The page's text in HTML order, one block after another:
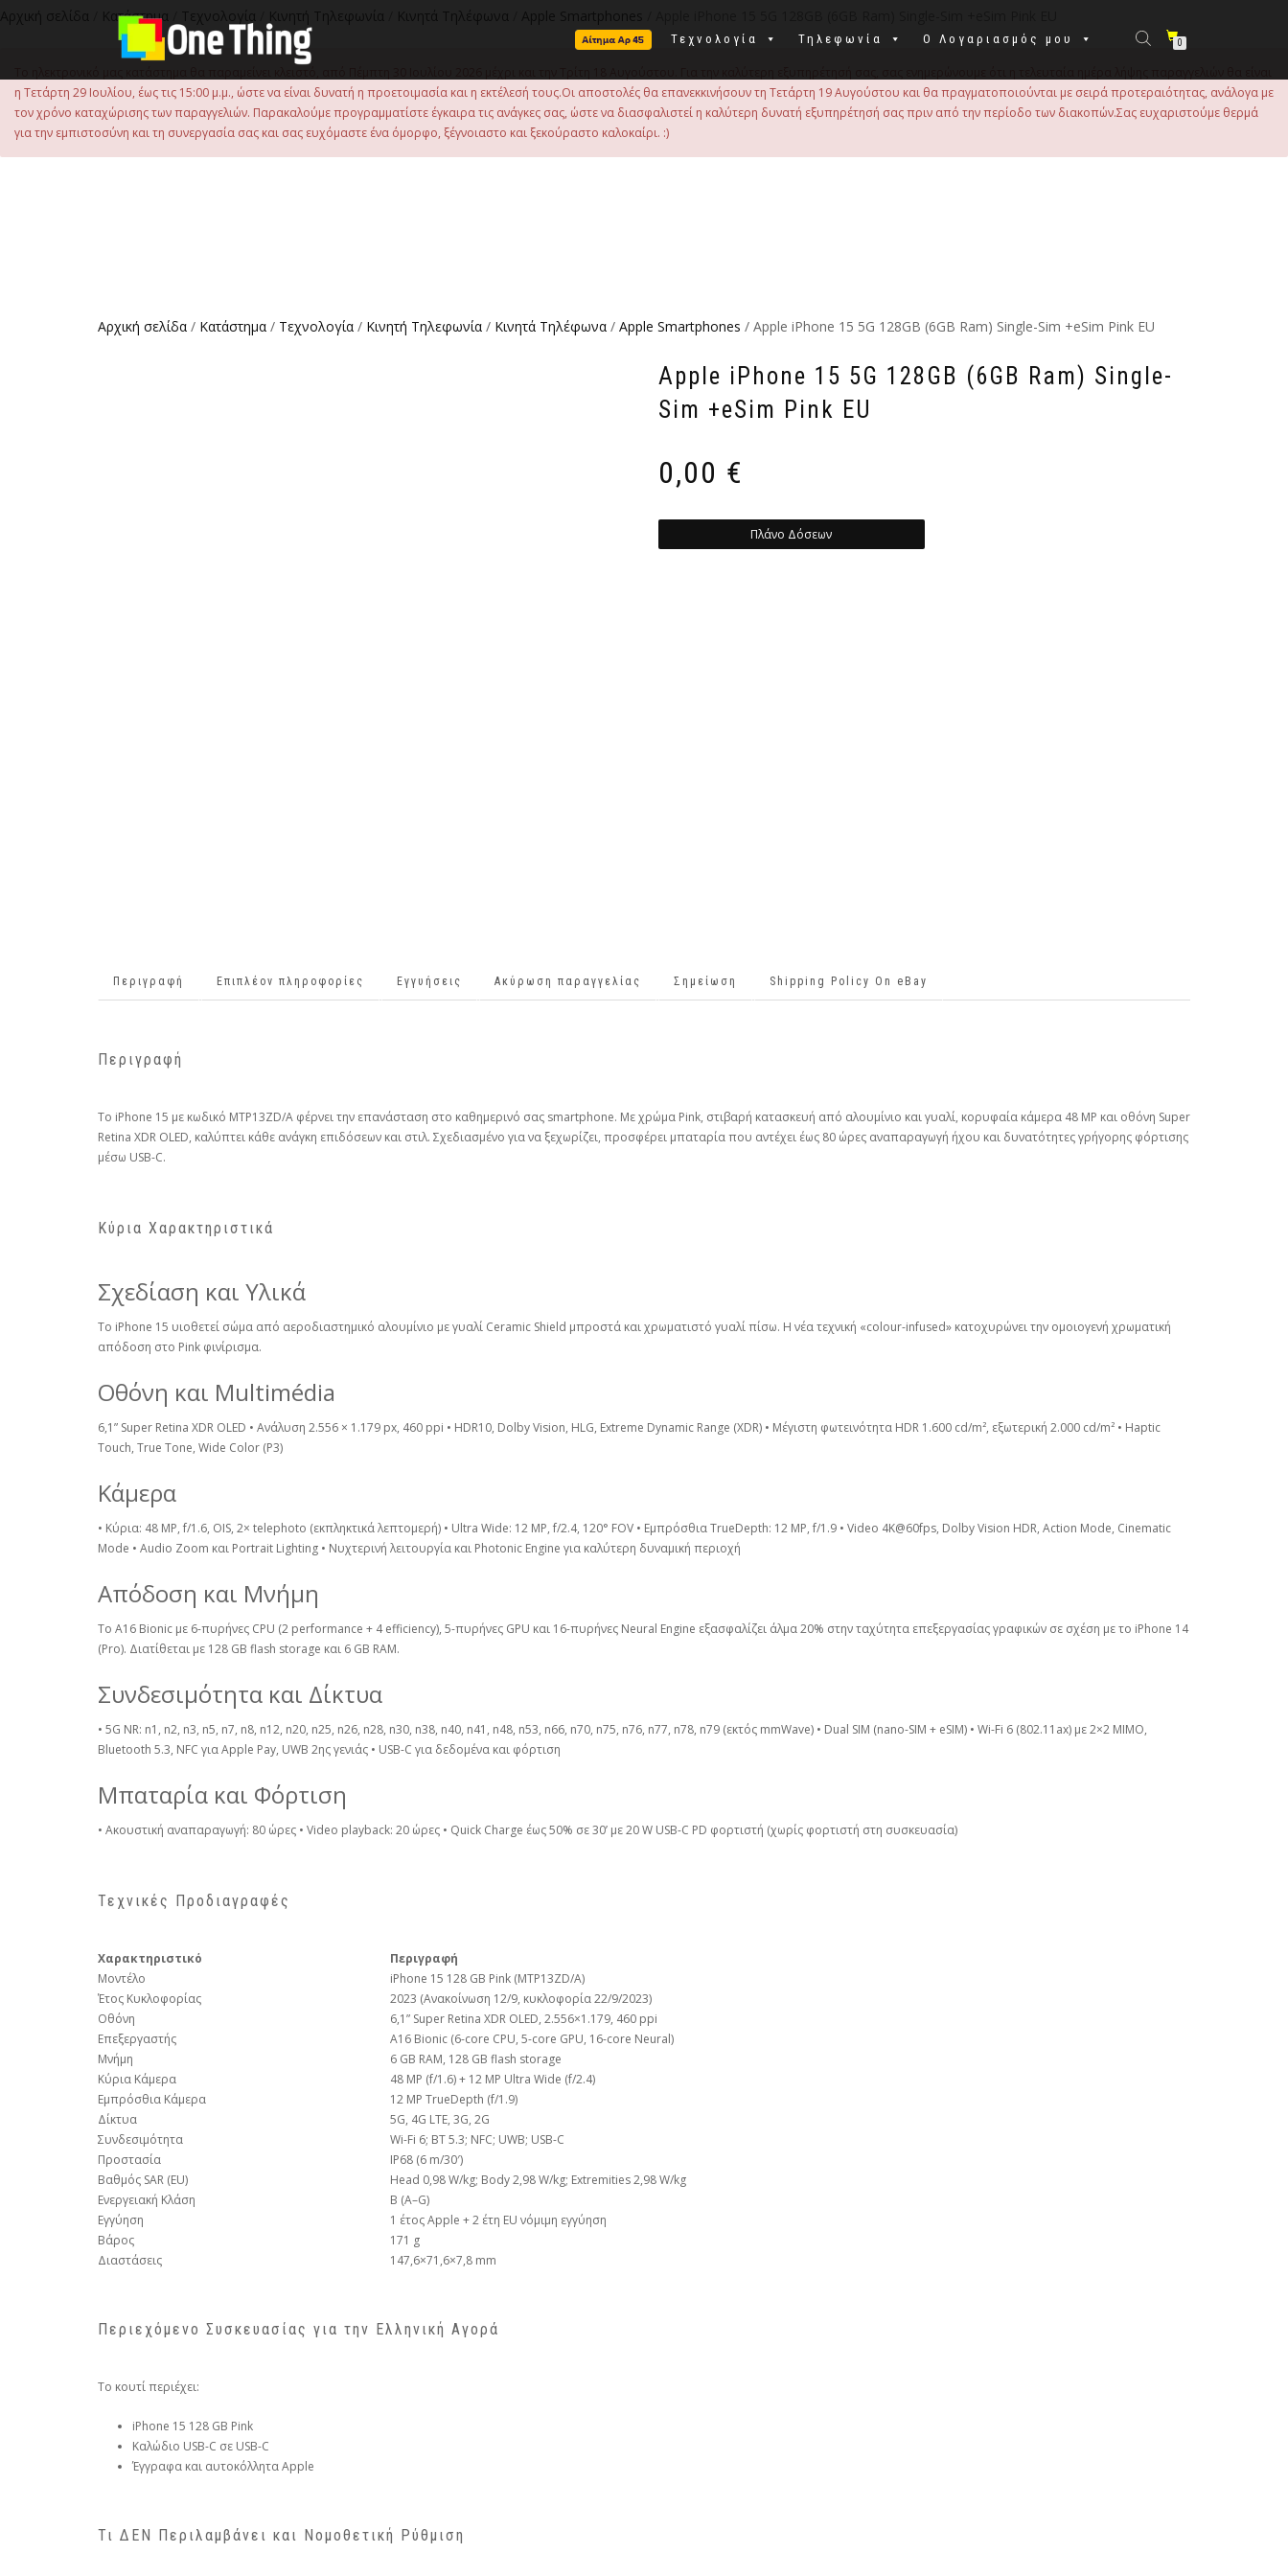
Τεχνολογία Τηλεφωνία Ο Λογαριασμός μου 0
Αρχική σελίδα Κατάστημα Τεχνολογία Κινητή Τηλεφωνία Κινητά Τηλέφωνα Apple Smartphones
η Τετάρτη 29 Ιουλίου, έως τις 15:00 μ.μ., ώστε να είναι δυνατή η προετοιμασία και η εκτέλεσή τους.Οι αποστολές θα επανεκκινήσουν τη Τετάρτη 19 Αυγούστου και θα πραγματοποιούνται με σειρά προτεραιότητας, ανάλογα με
τον χρόνο καταχώρισης των παραγγελιών. Παρακαλούμε προγραμματίστε έγκαιρα τις ανάγκες σας, ώστε να διασφαλιστεί η καλύτερη δυνατή εξυπηρέτησή σας πριν από την περίοδο των διακοπών.Σας ευχαριστούμε θερμά
για την εμπιστοσύνη και τη συνεργασία σας και σας ευχόμαστε ένα όμορφο, ξέγνοιαστο και ξεκούραστο καλοκαίρι. :)
Αρχική σελίδα / Κατάστημα / Τεχνολογία / Κινητή Τηλεφωνία / Κινητά Τηλέφωνα / Apple Smartphones / Apple iPhone 15 5G 128GB (6GB Ram) Single-Sim +eSim Pink EU
Apple iPhone 15 5G 128GB (6GB Ram) Single-
Sim +eSim Pink EU
0,00 €
Πλάνο Δόσεων
Περιγραφή Επιπλέον πληροφορίες Εγγυήσεις Ακύρωση παραγγελίας Σημείωση Shipping Policy On eBay
Περιγραφή
Το iPhone 15 με κωδικό MTP13ZD/A φέρνει την επανάσταση στο καθημερινό σας smartphone. Με χρώμα Pink, στιβαρή κατασκευή από αλουμίνιο και γυαλί, κορυφαία κάμερα 48 MP και οθόνη Super
Retina XDR OLED, καλύπτει κάθε ανάγκη επιδόσεων και στιλ. Σχεδιασμένο για να ξεχωρίζει, προσφέρει μπαταρία που αντέχει έως 80 ώρες αναπαραγωγή ήχου και δυνατότητες γρήγορης φόρτισης
μέσω USB-C.
Κύρια Χαρακτηριστικά
Σχεδίαση και Υλικά
Το iPhone 15 υιοθετεί σώμα από αεροδιαστημικό αλουμίνιο με γυαλί Ceramic Shield μπροστά και χρωματιστό γυαλί πίσω. Η νέα τεχνική «colour-infused» κατοχυρώνει την ομοιογενή χρωματική
απόδοση στο Pink φινίρισμα.
Οθόνη και Multimédia
6,1” Super Retina XDR OLED • Ανάλυση 2.556 × 1.179 px, 460 ppi • HDR10, Dolby Vision, HLG, Extreme Dynamic Range (XDR) • Μέγιστη φωτεινότητα HDR 1.600 cd/m², εξωτερική 2.000 cd/m² • Haptic
Touch, True Tone, Wide Color (P3)
Κάμερα
• Κύρια: 48 MP, f/1.6, OIS, 2× telephoto (εκπληκτικά λεπτομερή) • Ultra Wide: 12 MP, f/2.4, 120° FOV • Εμπρόσθια TrueDepth: 12 MP, f/1.9 • Video 4K@60fps, Dolby Vision HDR, Action Mode, Cinematic
Mode • Audio Zoom και Portrait Lighting • Νυχτερινή λειτουργία και Photonic Engine για καλύτερη δυναμική περιοχή
Απόδοση και Μνήμη
Το A16 Bionic με 6-πυρήνες CPU (2 performance + 4 efficiency), 5-πυρήνες GPU και 16-πυρήνες Neural Engine εξασφαλίζει άλμα 20% στην ταχύτητα επεξεργασίας γραφικών σε σχέση με το iPhone 14
(Pro). Διατίθεται με 128 GB flash storage και 6 GB RAM.
Συνδεσιμότητα και Δίκτυα
• 5G NR: n1, n2, n3, n5, n7, n8, n12, n20, n25, n26, n28, n30, n38, n40, n41, n48, n53, n66, n70, n75, n76, n77, n78, n79 (εκτός mmWave) • Dual SIM (nano-SIM + eSIM) • Wi-Fi 6 (802.11ax) με 2×2 MIMO,
Bluetooth 5.3, NFC για Apple Pay, UWB 2ης γενιάς • USB-C για δεδομένα και φόρτιση
Μπαταρία και Φόρτιση
• Ακουστική αναπαραγωγή: 80 ώρες • Video playback: 20 ώρες • Quick Charge έως 50% σε 30’ με 20 W USB-C PD φορτιστή (χωρίς φορτιστή στη συσκευασία)
Τεχνικές Προδιαγραφές
Χαρακτηριστικό
Περιγραφή
Μοντέλο
iPhone 15 128 GB Pink (MTP13ZD/A)
Έτος Κυκλοφορίας
2023 (Ανακοίνωση 12/9, κυκλοφορία 22/9/2023)
Οθόνη
6,1” Super Retina XDR OLED, 2.556×1.179, 460 ppi
Επεξεργαστής
A16 Bionic (6-core CPU, 5-core GPU, 16-core Neural)
Μνήμη
6 GB RAM, 128 GB flash storage
Κύρια Κάμερα
48 MP (f/1.6) + 12 MP Ultra Wide (f/2.4)
Εμπρόσθια Κάμερα
12 MP TrueDepth (f/1.9)
Δίκτυα
5G, 4G LTE, 3G, 2G
Συνδεσιμότητα
Wi-Fi 6; BT 5.3; NFC; UWB; USB-C
Προστασία
IP68 (6 m/30′)
Βαθμός SAR (EU)
Head 0,98 W/kg; Body 2,98 W/kg; Extremities 2,98 W/kg
Ενεργειακή Κλάση
B (A–G)
Εγγύηση
1 έτος Apple + 2 έτη EU νόμιμη εγγύηση
Βάρος
171 g
Διαστάσεις
147,6×71,6×7,8 mm
Περιεχόμενο Συσκευασίας για την Ελληνική Αγορά
Το κουτί περιέχει:
iPhone 15 128 GB Pink
Καλώδιο USB-C σε USB-C
Έγγραφα και αυτοκόλλητα Apple
Τι ΔΕΝ Περιλαμβάνει και Νομοθετική Ρύθμιση